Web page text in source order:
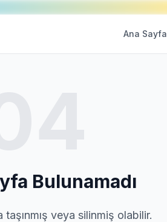
Ana Sayfa
Bulunamadı
taşınmış veya silinmiş olabilir.